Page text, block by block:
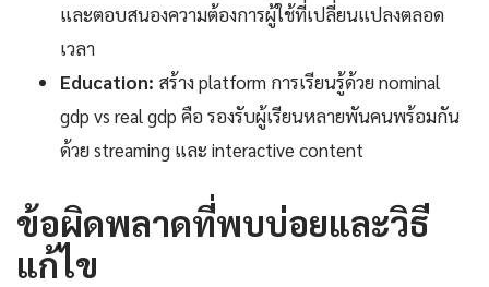
และตอบสนองความต้องการผู้ใช้ที่เปลี่ยนแปลงตลอด
เวลา
Education: สร้าง platform การเรียนรู้ด้วย nominal
gdp vs real gdp คือ รองรับผู้เรียนหลายพันคนพร้อมกัน
ด้วย streaming และ interactive content
ข้อผิดพลาดที่พบบ่อยและวิธี
แก้ไข